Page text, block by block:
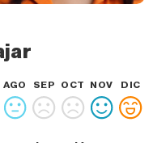
AGO SEP OCT NOV DIC